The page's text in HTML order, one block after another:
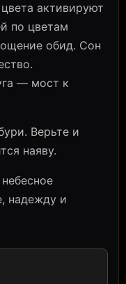
активируют
по цветам
обид. Сон
— мост к
Верьте и
наяву.
надежду и